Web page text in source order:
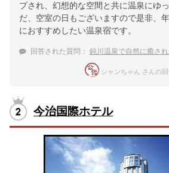
プされ、幻想的な空間と共に温泉にゆ
だ、空室の日もございますので是非、
におすすめしたい温泉宿です。
回答された質問： 鈍川温泉で自然に癒されたい。
シャンちゃん さんの
今治国際ホテル